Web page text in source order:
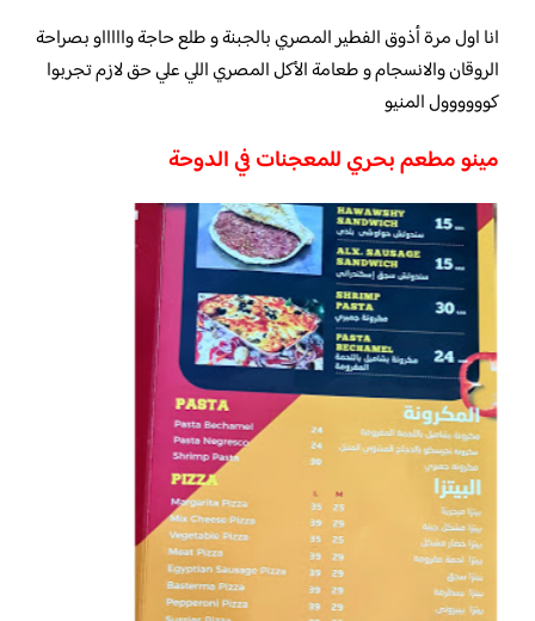
انا اول مرة أذوق الفطير المصري بالجبنة و طلع حاجة واااااو بصراحة
الروقان والانسجام و طعامة الأكل المصري اللي علي حق لازم تجربوا
كوووووول المنيو
مينو مطعم بحري للمعجنات في الدوحة